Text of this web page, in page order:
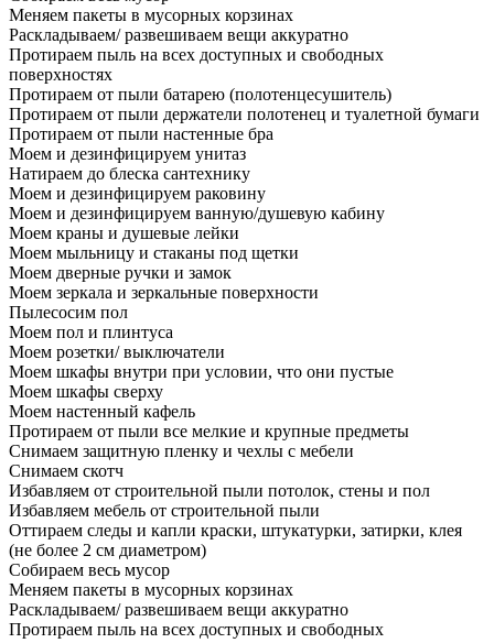
Меняем пакеты в мусорных корзинах
Раскладываем/ развешиваем вещи аккуратно
Протираем пыль на всех доступных и свободных
поверхностях
Протираем от пыли батарею (полотенцесушитель)
Протираем от пыли держатели полотенец и туалетной бумаги
Протираем от пыли настенные бра
Моем и дезинфицируем унитаз
Натираем до блеска сантехнику
Моем и дезинфицируем раковину
Моем и дезинфицируем ванную/душевую кабину
Моем краны и душевые лейки
Моем мыльницу и стаканы под щетки
Моем дверные ручки и замок
Моем зеркала и зеркальные поверхности
Пылесосим пол
Моем пол и плинтуса
Моем розетки/ выключатели
Моем шкафы внутри при условии, что они пустые
Моем шкафы сверху
Моем настенный кафель
Протираем от пыли все мелкие и крупные предметы
Снимаем защитную пленку и чехлы с мебели
Снимаем скотч
Избавляем от строительной пыли потолок, стены и пол
Избавляем мебель от строительной пыли
Оттираем следы и капли краски, штукатурки, затирки, клея
(не более 2 см диаметром)
Собираем весь мусор
Меняем пакеты в мусорных корзинах
Раскладываем/ развешиваем вещи аккуратно
Протираем пыль на всех доступных и свободных